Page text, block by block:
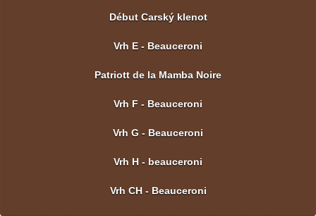
Début Carský klenot
Vrh E - Beauceroni
Patriott de la Mamba Noire
Vrh F - Beauceroni
Vrh G - Beauceroni
Vrh H - beauceroni
Vrh CH - Beauceroni